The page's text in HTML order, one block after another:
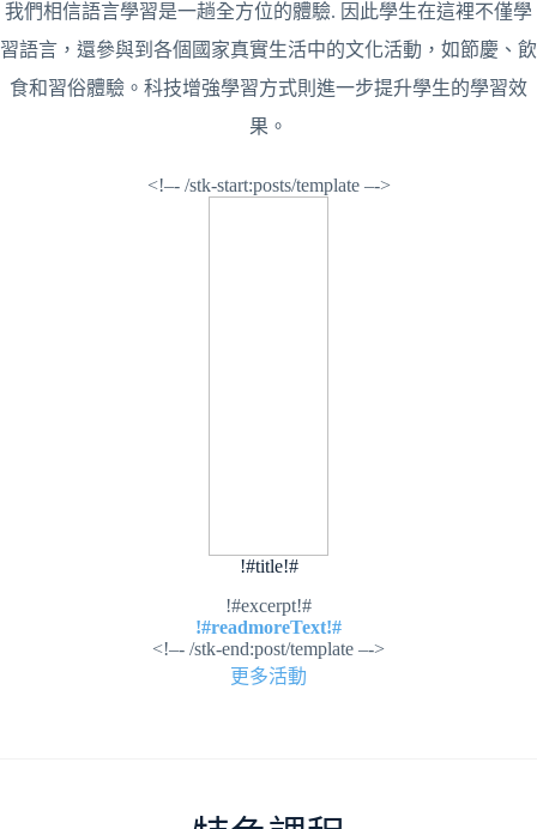
我們相信語言學習是一趟全方位的體驗. 因此學生在這裡不僅學
習語言，還參與到各個國家真實生活中的文化活動，如節慶、飲
食和習俗體驗。科技增強學習方式則進一步提升學生的學習效
果。
<!–- /stk-start:posts/template –->
!#title!#
!#excerpt!#
!#readmoreText!#
<!–- /stk-end:post/template –->
更多活動